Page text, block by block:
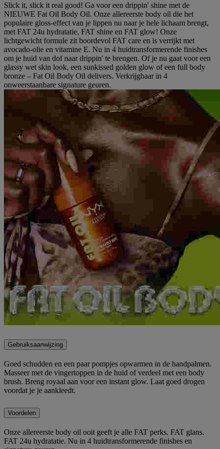
Slick it, slick it real good! Ga voor een drippin' shine met de
NIEUWE Fat Oil Body Oil. Onze allereerste body oil die het
populaire gloss-effect van je lippen nu naar je hele lichaam brengt,
met FAT 24u hydratatie, FAT shine en FAT glow! Onze
lichtgewicht formule zit boordevol FAT care en is verrijkt met
avocado-olie en vitamine E. Nu in 4 huidtransformerende finishes
om je huid van dof naar drippin' te brengen. Of je nu gaat voor een
glassy wet skin look, een sunkissed golden glow of een full body
bronze – Fat Oil Body Oil delivers. Verkrijgbaar in 4
onweerstaanbare signature geuren.
Gebruiksaanwijzing
Goed schudden en een paar pompjes opwarmen in de handpalmen.
Masseer met de vingertoppen in de huid of verdeel met een body
brush. Breng royaal aan voor een instant glow. Laat goed drogen
voordat je je aankleedt.
Voordelen
Onze allereerste body oil ooit geeft je alle FAT perks. FAT glans.
FAT 24u hydratatie. Nu in 4 huidtransformerende finishes en